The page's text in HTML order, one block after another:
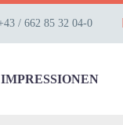
/ 662 85 32 04-0
IMPRESSIONEN